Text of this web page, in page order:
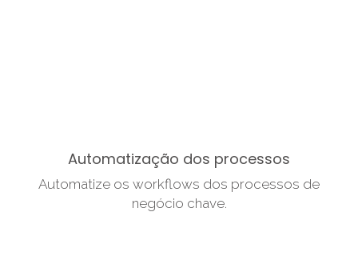
Automatização dos processos
Automatize os workflows dos processos de
negócio chave.